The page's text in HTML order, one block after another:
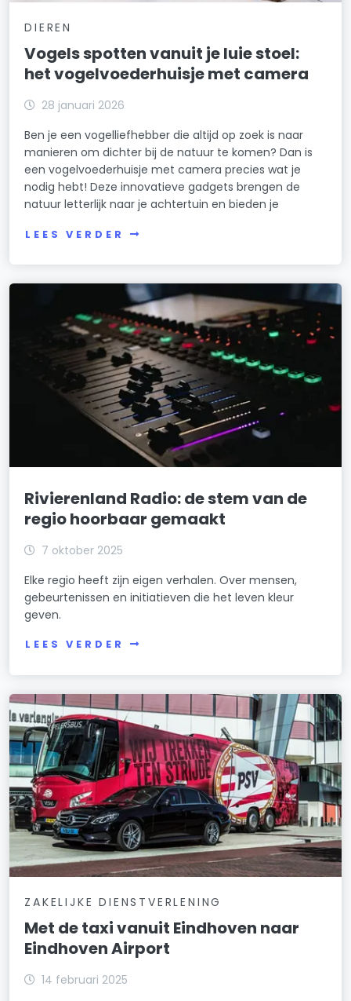
DIEREN
Vogels spotten vanuit je luie stoel:
het vogelvoederhuisje met camera
28 januari 2026
Ben je een vogelliefhebber die altijd op zoek is naar
manieren om dichter bij de natuur te komen? Dan is
een vogelvoederhuisje met camera precies wat je
nodig hebt! Deze innovatieve gadgets brengen de
natuur letterlijk naar je achtertuin en bieden je
LEES VERDER
Rivierenland Radio: de stem van de
regio hoorbaar gemaakt
7 oktober 2025
Elke regio heeft zijn eigen verhalen. Over mensen,
gebeurtenissen en initiatieven die het leven kleur
geven.
LEES VERDER
ZAKELIJKE DIENSTVERLENING
Met de taxi vanuit Eindhoven naar
Eindhoven Airport
14 februari 2025